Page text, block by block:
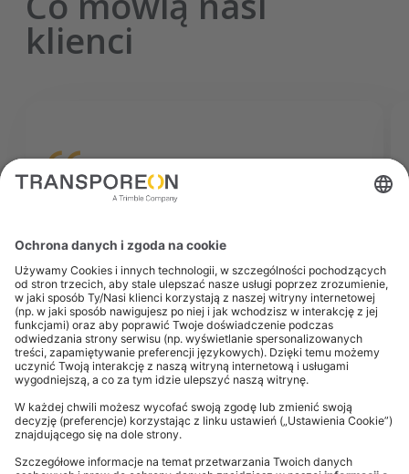
klienci
Jesteśmy bardzo zadowoleni z interfejsu
imponująca była proaktywna komunikacja
zespołu i szybkość reakcji na nasze uwagi.
Sam interfejs jest przejrzysty i przewidujemy
30-procentową redukcję ręcznego
wprowadzania danych, co z pewnością
poprawi naszą ogólną wydajność. Dla
przewoźników, którzy chcą usprawnić swoje
procesy, Transporeon jest doskonałym
rozwiązaniem.